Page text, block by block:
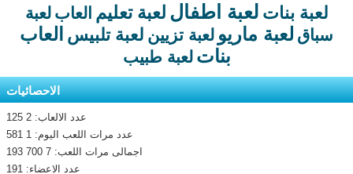
لعبة بنات لعبة اطفال لعبة تعليم العاب لعبة
سباق لعبة ماريو لعبة تزيين لعبة تلبيس العاب
بنات لعبة طبيب
الاحصائيات
عدد الالعاب: 2 125
عدد مرات اللعب اليوم: 1 581
اجمالى مرات اللعب: 7 700 193
عدد الاعضاء: 191